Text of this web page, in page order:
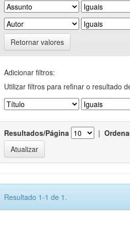
Retornar valores
Adicionar filtros:
Utilizar filtros para refinar o resultado
Resultados/Página |
Resultado 1-1 de 1.